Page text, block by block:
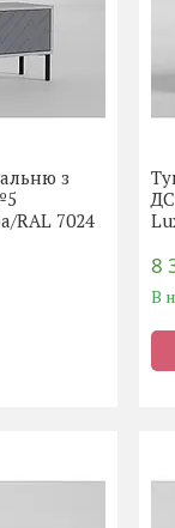
з
RAL 7024
8
В